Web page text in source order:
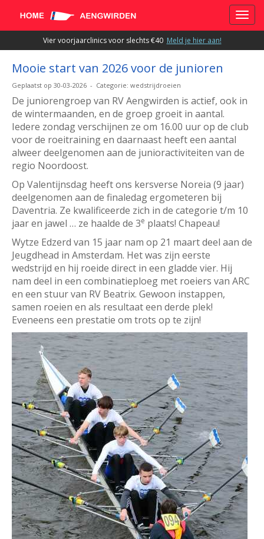
Vier voorjaarclinics voor slechts €40 Meld je hier aan!
Mooie start van 2026 voor de junioren
Geplaatst op 30-03-2026 - Categorie: wedstrijdroeien
De juniorengroep van RV Aengwirden is actief, ook in
de wintermaanden, en de groep groeit in aantal.
Iedere zondag verschijnen ze om 16.00 uur op de club
voor de roeitraining en daarnaast heeft een aantal
alweer deelgenomen aan de junioractiviteiten van de
regio Noordoost.
Op Valentijnsdag heeft ons kersverse Noreia (9 jaar)
deelgenomen aan de finaledag ergometeren bij
Daventria. Ze kwalificeerde zich in de categorie t/m 10
jaar en jawel … ze haalde de 3e plaats! Chapeau!
Wytze Edzerd van 15 jaar nam op 21 maart deel aan de
Jeugdhead in Amsterdam. Het was zijn eerste
wedstrijd en hij roeide direct in een gladde vier. Hij
nam deel in een combinatieploeg met roeiers van ARC
en een stuur van RV Beatrix. Gewoon instappen,
samen roeien en als resultaat een derde plek!
Eveneens een prestatie om trots op te zijn!